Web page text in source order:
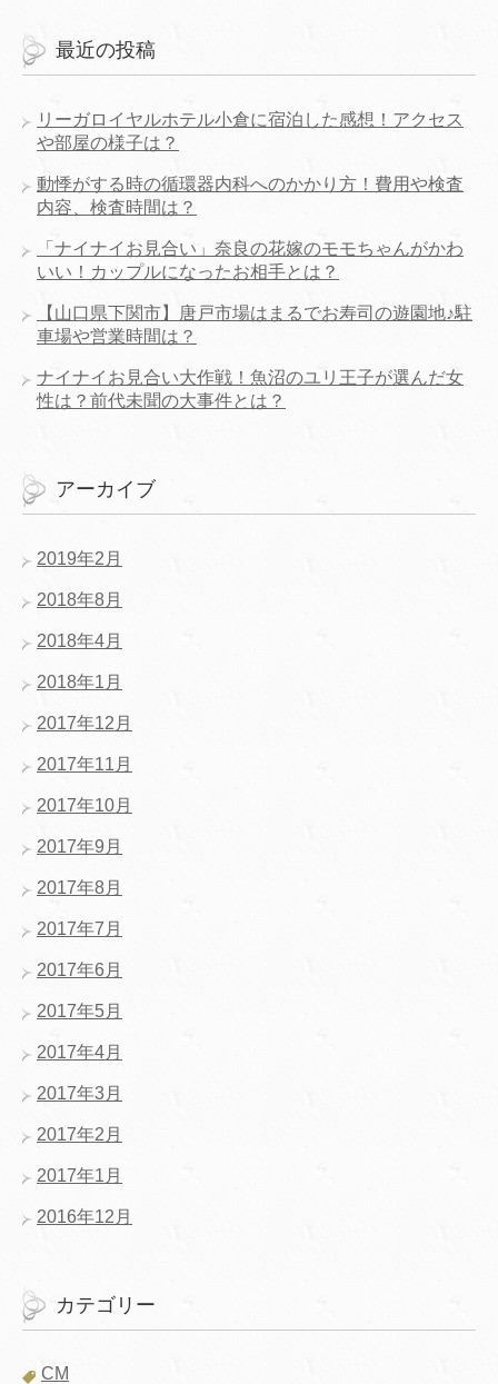
最近の投稿
リーガロイヤルホテル小倉に宿泊した感想！アクセス
や部屋の様子は？
動悸がする時の循環器内科へのかかり方！費用や検査
内容、検査時間は？
「ナイナイお見合い」奈良の花嫁のモモちゃんがかわ
いい！カップルになったお相手とは？
【山口県下関市】唐戸市場はまるでお寿司の遊園地♪駐
車場や営業時間は？
ナイナイお見合い大作戦！魚沼のユリ王子が選んだ女
性は？前代未聞の大事件とは？
アーカイブ
2019年2月
2018年8月
2018年4月
2018年1月
2017年12月
2017年11月
2017年10月
2017年9月
2017年8月
2017年7月
2017年6月
2017年5月
2017年4月
2017年3月
2017年2月
2017年1月
2016年12月
カテゴリー
CM